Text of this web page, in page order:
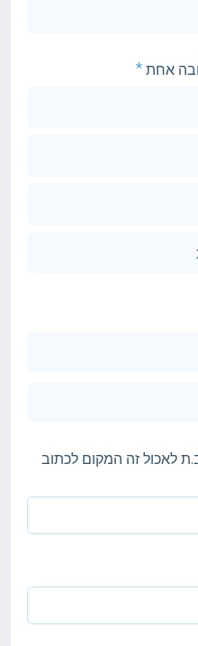
אחת
לאכול זה המקום לכתוב